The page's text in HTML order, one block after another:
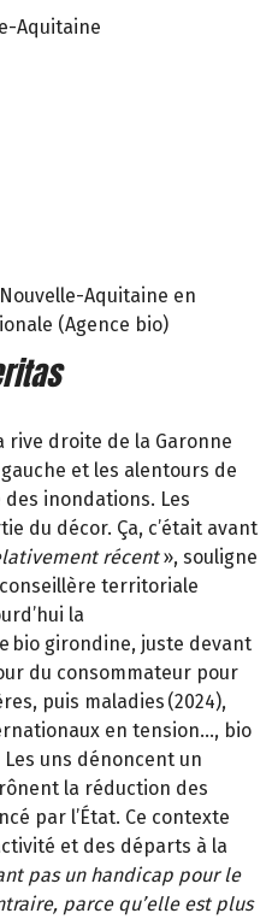
Aquitaine
Aquitaine en
(Agence bio)
rive droite de la Garonne
et les alentours de
inondations. Les
du décor. Ça, c’était avant
récent », souligne
territoriale
la
bio girondine, juste devant
du consommateur pour
puis maladies (2024),
en tension…, bio
uns dénoncent un
la réduction des
par l’État. Ce contexte
et des départs à la
pas un handicap pour le
parce qu’elle est plus